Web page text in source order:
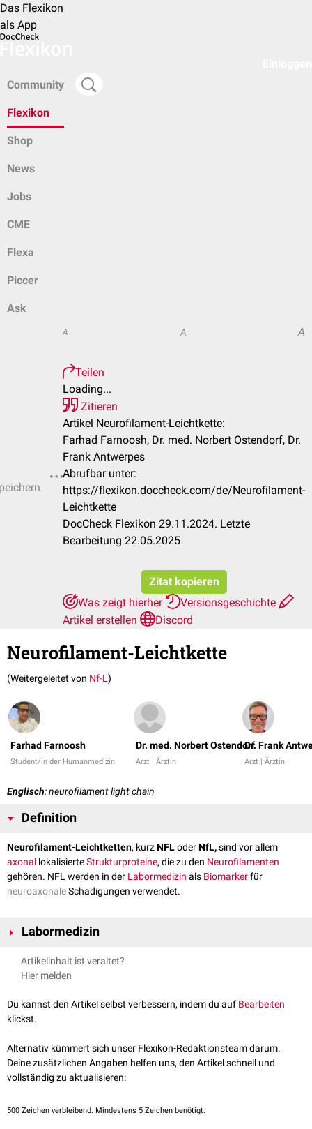
Das Flexikon
als App
Community
Flexikon
Shop
News
Jobs
CME
Flexa
Piccer
Ask
A A A
Teilen
Loading...
Zitieren
Artikel Neurofilament-Leichtkette:
Farhad Farnoosh, Dr. med. Norbert Ostendorf, Dr.
Frank Antwerpes
Abrufbar unter:
https://flexikon.doccheck.com/de/Neurofilament-
Leichtkette
DocCheck Flexikon 29.11.2024. Letzte
Bearbeitung 22.05.2025
Zitat kopieren
Was zeigt hierher
Versionsgeschichte
Artikel erstellen
Discord
Neurofilament-Leichtkette
(Weitergeleitet von Nf-L)
Farhad Farnoosh
Student/in der Humanmedizin
Dr. med. Norbert Ostendorf
Arzt | Ärztin
Dr. Frank
Arzt | Ärztin
Englisch: neurofilament light chain
Definition
Neurofilament-Leichtketten, kurzNFLoderNfL,sind vor allem
axonal lokalisierteStrukturproteine, die zu den Neurofilamenten
gehören. NFL werden in der Labormedizin als Biomarkerfür
neuroaxonaleSchädigungen verwendet.
Labormedizin
Eine Bestimmung der Neurofilament-Leichtketten kommt u.a. bei
folgenden neurologischen Erkrankungen in Betracht:
HIV-Enzephalopathie
Schädel-Hirn-Trauma
Prionenerkrankung
Guillain-Barré-Syndrom
Frontotemporale Demenz
Progressive multifokale Leukenzephalopathie
Artikelinhalt ist veraltet?
Hier melden
Du kannst den Artikel selbst verbessern, indem du auf Bearbeiten
klickst.
Alternativ kümmert sich unser Flexikon-Redaktionsteam darum.
Deine zusätzlichen Angaben helfen uns, den Artikel schnell und
vollständig zu aktualisieren:
500 Zeichen verbleibend. Mindestens 5 Zeichen benötigt.